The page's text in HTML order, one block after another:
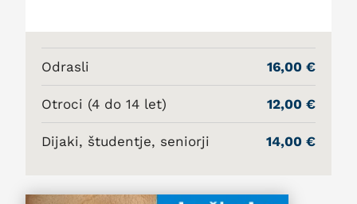
Odrasli 16,00 €
Otroci (4 do 14 let) 12,00 €
Dijaki, študentje, seniorji 14,00 €